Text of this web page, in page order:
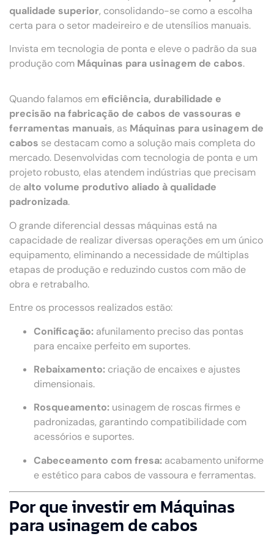
qualidade superior, consolidando-se como a escolha
certa para o setor madeireiro e de utensílios manuais.
Invista em tecnologia de ponta e eleve o padrão da sua
produção com Máquinas para usinagem de cabos.
Quando falamos em eficiência, durabilidade e
precisão na fabricação de cabos de vassouras e
ferramentas manuais, as Máquinas para usinagem de
cabos se destacam como a solução mais completa do
mercado. Desenvolvidas com tecnologia de ponta e um
projeto robusto, elas atendem indústrias que precisam
de alto volume produtivo aliado à qualidade
padronizada.
O grande diferencial dessas máquinas está na
capacidade de realizar diversas operações em um único
equipamento, eliminando a necessidade de múltiplas
etapas de produção e reduzindo custos com mão de
obra e retrabalho.
Entre os processos realizados estão:
Conificação: afunilamento preciso das pontas
para encaixe perfeito em suportes.
Rebaixamento: criação de encaixes e ajustes
dimensionais.
Rosqueamento: usinagem de roscas firmes e
padronizadas, garantindo compatibilidade com
acessórios e suportes.
Cabeceamento com fresa: acabamento uniforme
e estético para cabos de vassoura e ferramentas.
Por que investir em Máquinas
para usinagem de cabos